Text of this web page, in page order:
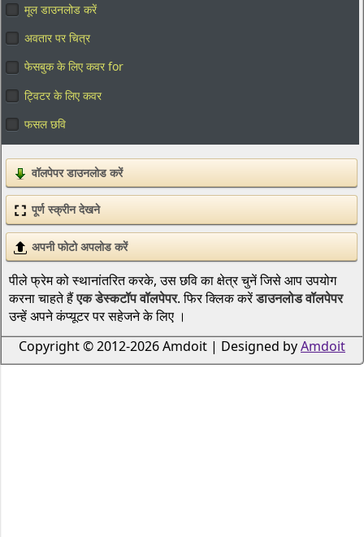
मूल डाउनलोड करें
अवतार पर चित्र
फेसबुक के लिए कवर for
ट्विटर के लिए कवर
फसल छवि
वॉलपेपर डाउनलोड करें
पूर्ण स्क्रीन देखने
अपनी फोटो अपलोड करें
पीले फ्रेम को स्थानांतरित करके, उस छवि का क्षेत्र चुनें जिसे आप उपयोग
करना चाहते हैंएक डेस्कटॉप वॉलपेपर. फिर क्लिक करेंडाउनलोड वॉलपेपर
उन्हें अपने कंप्यूटर पर सहेजने के लिए ।
Copyright © 2012-2026 Amdoit | Designed byAmdoit